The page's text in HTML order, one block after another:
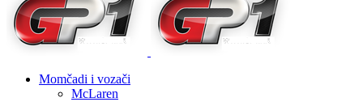
Momčadi i vozači
McLaren